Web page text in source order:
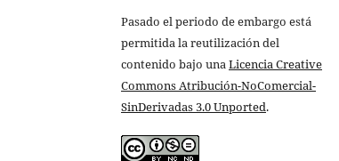
Pasado el periodo de embargo está
permitida la reutilización del
contenido bajo unaLicencia Creative
Commons Atribución-NoComercial-
SinDerivadas 3.0 Unported.